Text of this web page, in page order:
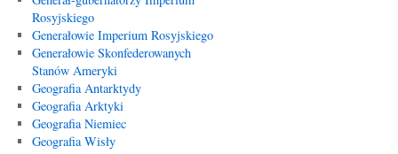
Rosyjskiego
Generałowie Imperium Rosyjskiego
Generałowie Skonfederowanych
Stanów Ameryki
Geografia Antarktydy
Geografia Arktyki
Geografia Niemiec
Geografia Wisły